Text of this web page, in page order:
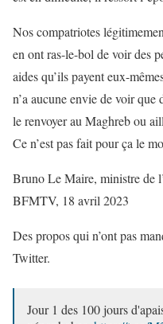
Nos compatriotes
en ont ras-le-bol de voir des
aides qu’ils payent eux-
n’a aucune envie de voir que
le renvoyer au Maghreb ou
Ce n’est pas fait pour ça le
Bruno Le Maire, ministre de
BFMTV, 18 avril 2023
Des propos qui n’ont pas
Twitter.
Jour 1 des 100 jours